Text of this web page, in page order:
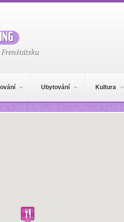
Ubytování Kultura